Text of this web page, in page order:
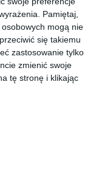
Pamiętaj,
mogą nie
się takiemu
zastosowanie tylko
zmienić swoje
tę stronę i klikając
,
SEEN
SNJT01
LL00
99,
przejdź do
sklepu